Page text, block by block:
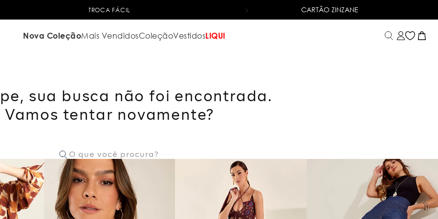
TROCA FÁCIL 6X SEM JUROSNO CARTÃO DE CRÉDITO
CARTÃO ZINZANE
Nova ColeçãoMais VendidosColeçãoVestidosLIQUI
sua busca não foi encontrada.
Vamos tentar novamente?